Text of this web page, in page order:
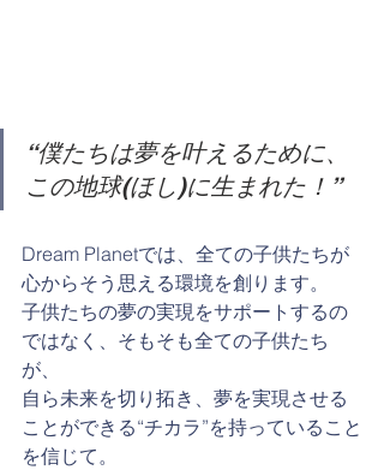
“僕たちは夢を叶えるために、
この地球(ほし)に生まれた！”
Dream Planetでは、全ての子供たちが
心からそう思える環境を創ります。
子供たちの夢の実現をサポートするの
ではなく、そもそも全ての子供たち
が、
自ら未来を切り拓き、夢を実現させる
ことができる“チカラ”を持っていること
を信じて。